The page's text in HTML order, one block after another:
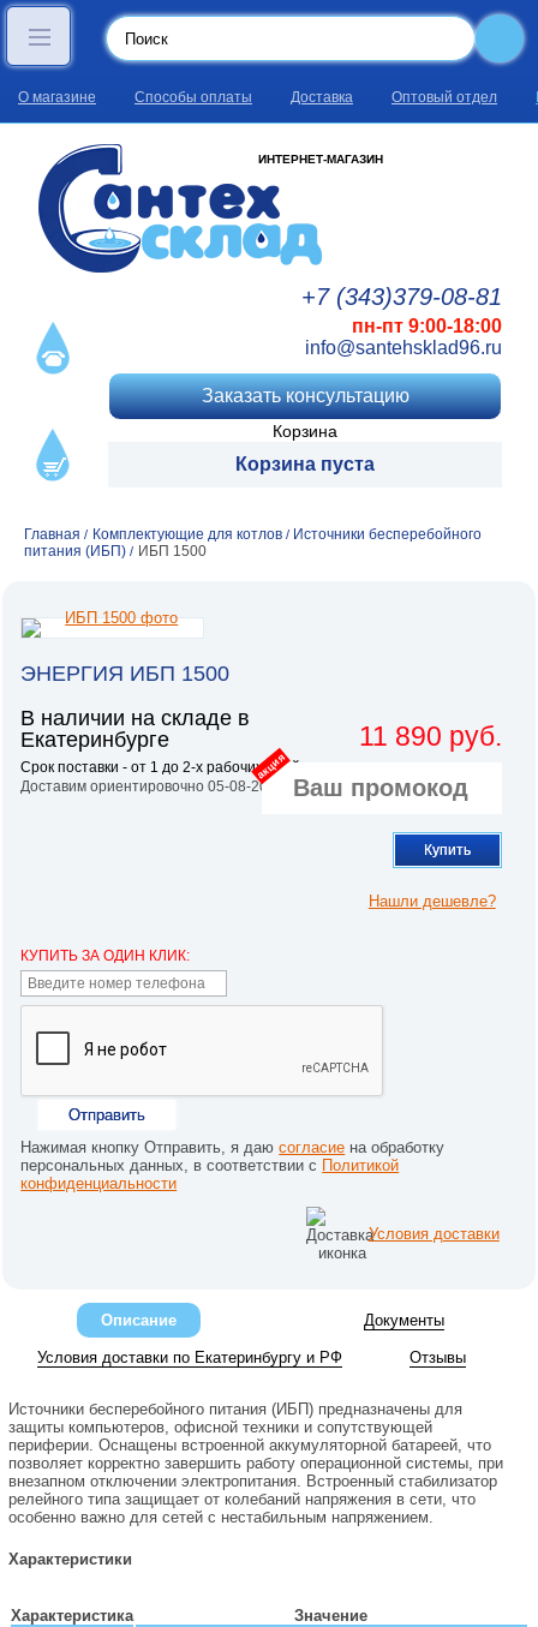
О магазине Способы оплаты Доставка Оптовый отдел
ИНТЕРНЕТ-МАГАЗИН
+7 (343)379-08-81
пн-пт 9:00-18:00
info@santehsklad96.ru
Заказать консультацию
Корзина
Корзина пуста
Главная / Комплектующие для котлов / Источники бесперебойного
питания (ИБП) / ИБП 1500
ЭНЕРГИЯ ИБП 1500
В наличии на складе в
Екатеринбурге
Срок поставки - от 1 до 2-х рабочих дней.
Доставим ориентировочно 05-08-2026
11 890 руб.
акция
Купить
Нашли дешевле?
КУПИТЬ ЗА ОДИН КЛИК:
Отправить
Нажимая кнопку Отправить, я даюсогласие на обработку
персональных данных, в соответствии с Политикой
конфиденциальности
Условия доставки
Описание Документы
Условия доставки по Екатеринбургу и РФ Отзывы
Источники бесперебойного питания (ИБП) предназначены для
защиты компьютеров, офисной техники и сопутствующей
периферии. Оснащены встроенной аккумуляторной батареей, что
позволяет корректно завершить работу операционной системы, при
внезапном отключении электропитания. Встроенный стабилизатор
релейного типа защищает от колебаний напряжения в сети, что
особенно важно для сетей с нестабильным напряжением.
Характеристики
Характеристика
Значение